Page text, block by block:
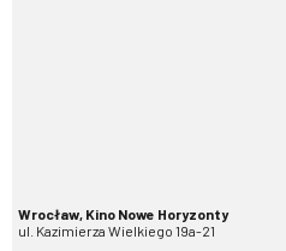
Wrocław, Kino Nowe Horyzonty
ul. Kazimierza Wielkiego 19a-21